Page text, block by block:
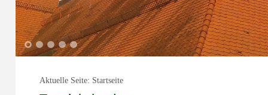
1 2 3 4 5
Aktuelle Seite: Startseite